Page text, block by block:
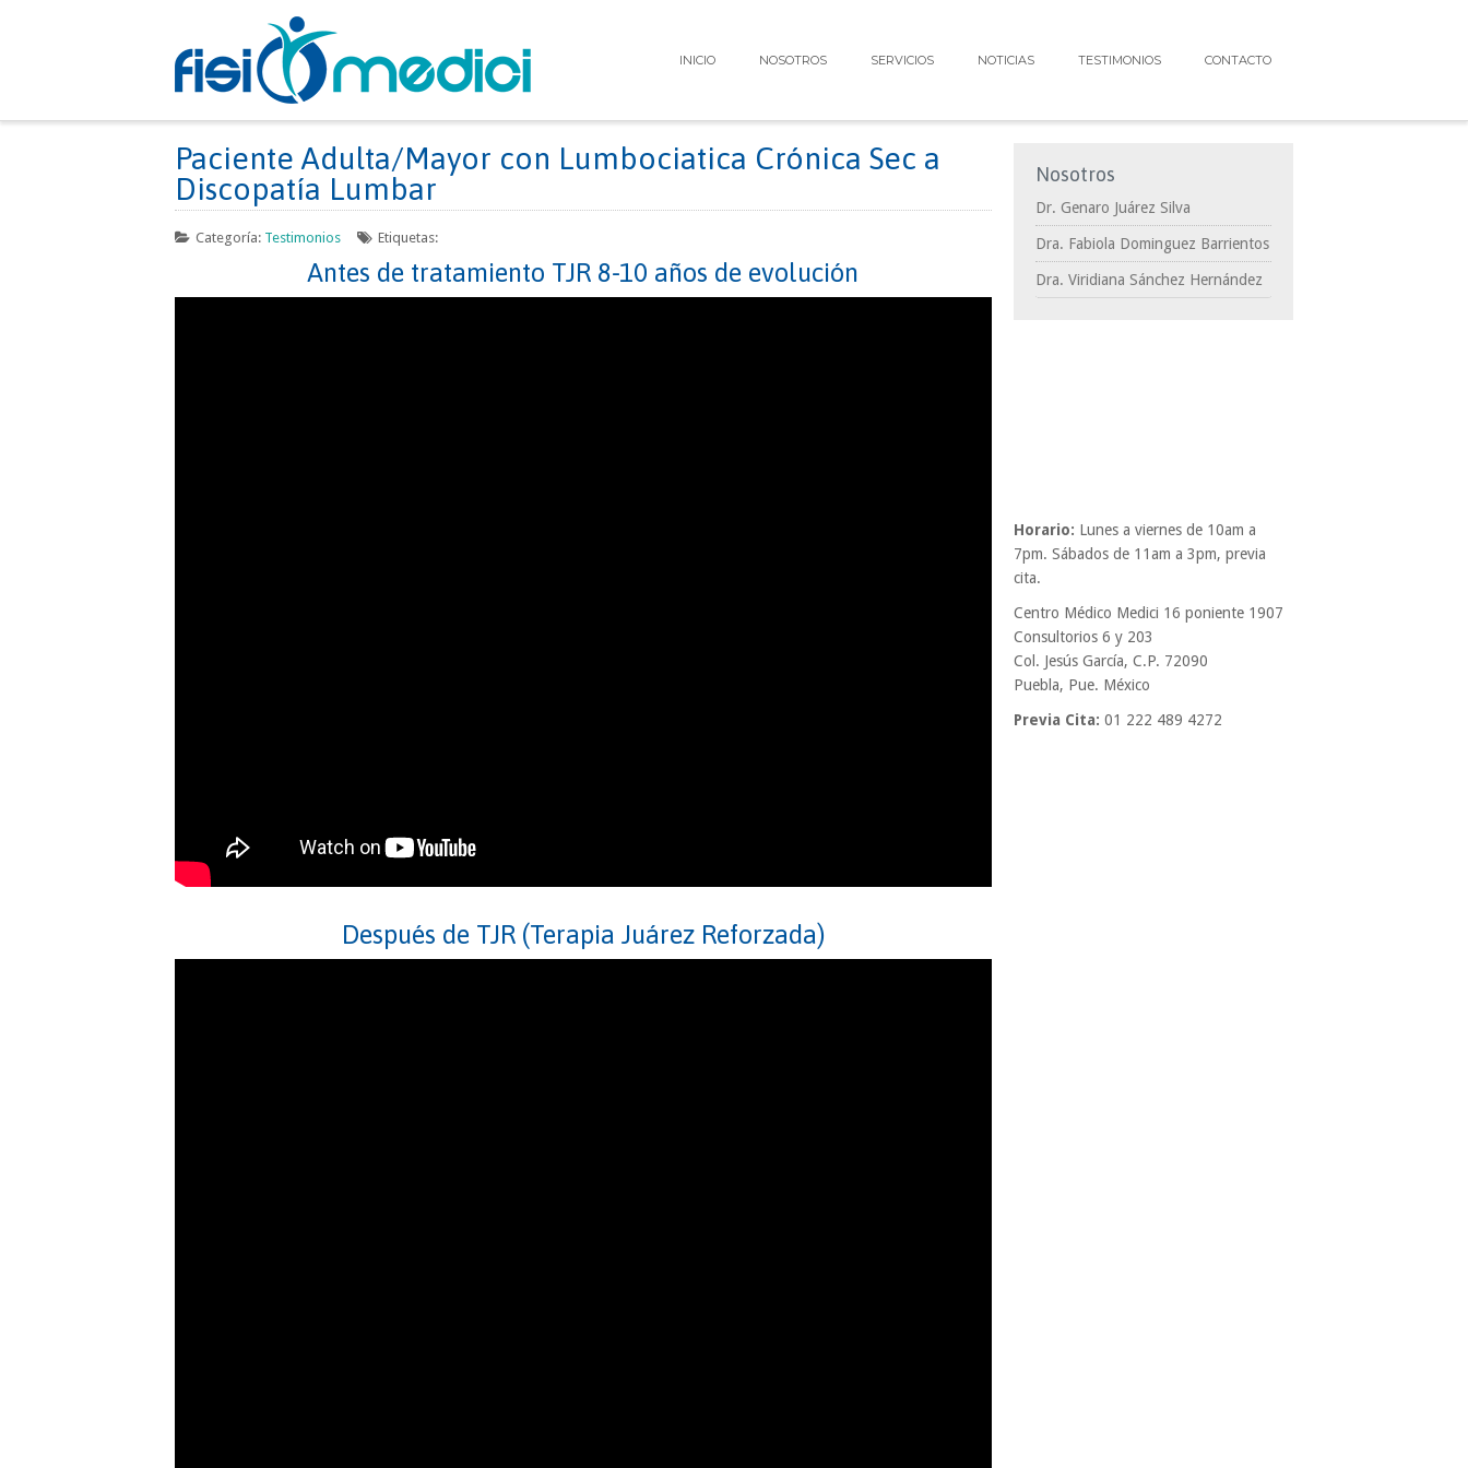
INICIO NOSOTROS SERVICIOS NOTICIAS TESTIMONIOS CONTACTO
Paciente Adulta/Mayor con Lumbociatica Crónica Sec a
Discopatía Lumbar
Categoría: Testimonios Etiquetas:
Antes de tratamiento TJR 8-10 años de evolución
Después de TJR (Terapia Juárez Reforzada)
Nosotros
Dr. Genaro Juárez Silva
Dra. Fabiola Dominguez Barrientos
Dra. Viridiana Sánchez Hernández
Horario: Lunes a viernes de 10am a
7pm. Sábados de 11am a 3pm, previa
cita.
Centro Médico Medici 16 poniente 1907
Consultorios 6 y 203
Col. Jesús García, C.P. 72090
Puebla, Pue. México
Previa Cita: 01 222 489 4272